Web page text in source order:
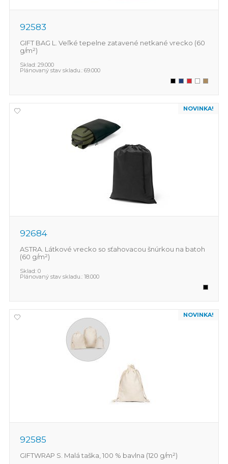
92583
GIFT BAG L. Veľké tepelne zatavené netkané vrecko (60
g/m²)
Sklad: 29.000
Plánovaný stav skladu.: 69.000
NOVINKA!
92684
ASTRA. Látkové vrecko so sťahovacou šnúrkou na batoh
(60 g/m²)
Sklad: 0
Plánovaný stav skladu.: 18.000
NOVINKA!
92585
GIFTWRAP S. Malá taška, 100 % bavlna (120 g/m²)